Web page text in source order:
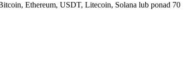
Ethereum, USDT, Litecoin, Solana lub ponad 70